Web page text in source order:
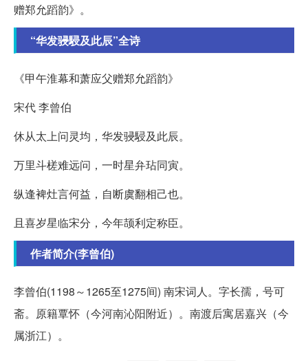
赠郑允蹈韵》。
“华发骎駸及此辰”全诗
《甲午淮幕和萧应父赠郑允蹈韵》
宋代 李曾伯
休从太上问灵均，华发骎駸及此辰。
万里斗槎难远问，一时星弁玷同寅。
纵逢裨灶言何益，自断虞翻相己也。
且喜岁星临宋分，今年颉利定称臣。
作者简介(李曾伯)
李曾伯(1198～1265至1275间) 南宋词人。字长孺，号可
斋。原籍覃怀（今河南沁阳附近）。南渡后寓居嘉兴（今
属浙江）。